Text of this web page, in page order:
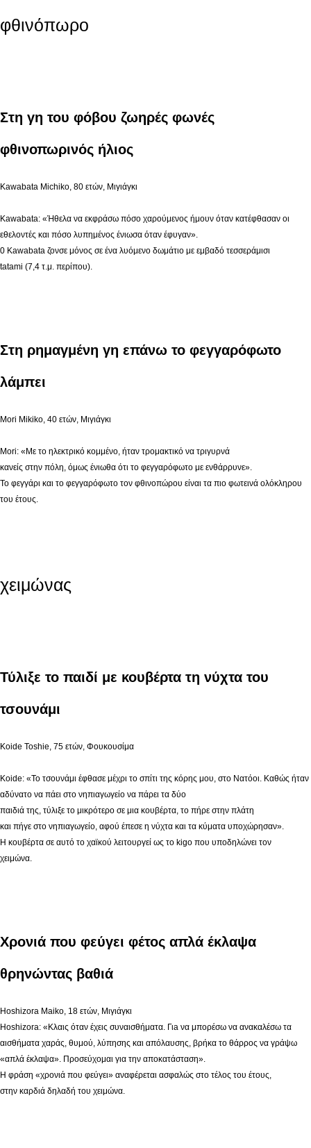
φθινόπωρο
Στη γη του φόβου ζωηρές φωνές
φθινοπωρινός ήλιος
Kawabata Michiko, 80 ετών, Μιγιάγκι
Kawabata: «Ήθελα να εκφράσω πόσο χαρούμενος ήμουν όταν κατέφθασαν οι
εθελοντές και πόσο λυπημένος ένιωσα όταν έφυγαν».
0 Kawabata ζονσε μόνος σε ένα λυόμενο δωμάτιο με εμβαδό τεσσεράμισι
tatami (7,4 τ.μ. περίπου).
Στη ρημαγμένη γη επάνω το φεγγαρόφωτο
λάμπει
Mori Mikiko, 40 ετών, Μιγιάγκι
Mori: «Με το ηλεκτρικό κομμένο, ήταν τρομακτικό να τριγυρνά
κανείς στην πόλη, όμως ένιωθα ότι το φεγγαρόφωτο με ενθάρρυνε».
Το φεγγάρι και το φεγγαρόφωτο τον φθινοπώρου είναι τα πιο φωτεινά ολόκληρου
του έτους.
χειμώνας
Τύλιξε το παιδί με κουβέρτα τη νύχτα του
τσουνάμι
Koide Toshie, 75 ετών, Φουκουσίμα
Koide: «Το τσουνάμι έφθασε μέχρι το σπίτι της κόρης μου, στο Νατόοι. Καθώς ήταν
αδύνατο να πάει στο νηπιαγωγείο να πάρει τα δύο
παιδιά της, τύλιξε το μικρότερο σε μια κουβέρτα, το πήρε στην πλάτη
και πήγε στο νηπιαγωγείο, αφού έπεσε η νύχτα και τα κύματα υποχώρησαν».
Η κουβέρτα σε αυτό το χαϊκού λειτουργεί ως το kigo που υποδηλώνει τον
χειμώνα.
Χρονιά που φεύγει φέτος απλά έκλαψα
θρηνώντας βαθιά
Hoshizora Maiko, 18 ετών, Μιγιάγκι
Hoshizora: «Κλαις όταν έχεις συναισθήματα. Γιa να μπορέσω να ανακαλέσω τα
αισθήματα χαράς, θυμού, λύπησης και απόλαυσης, βρήκα το θάρρος να γράψω
«απλά έκλαψα». Προσεύχομαι για την αποκατάσταση».
Η φράση «χρονιά που φεύγει» αναφέρεται ασφαλώς στο τέλος του έτους,
στην καρδιά δηλαδή του χειμώνα.